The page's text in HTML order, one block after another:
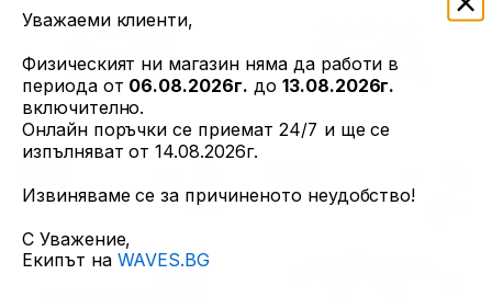
3230лв./ 1652 €
лв. / 18
3061лв./ 15
Уважаеми клиенти,
Физическият ни магазин няма да работи в
периода от 06.08.2026г. до 13.08.2026г.
включително.
Онлайн поръчки се приемат 24/7 и ще се
изпълняват от 14.08.2026г.
Извиняваме се за причиненото неудобство!
С Уважение,
Екипът на WAVES.BG